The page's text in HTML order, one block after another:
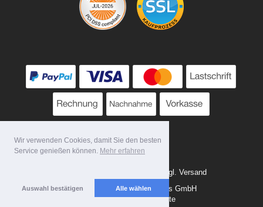
Wir verwenden Cookies, damit Sie den besten
Service genießen können. Mehr erfahren
Auswahl bestätigen Alle wählen
* Alle Preise zzgl. MwSt. evtl. zzgl. Versand
Copyright 2026 by Tattoo-Tools GmbH
Mobile Shop by Shopgate